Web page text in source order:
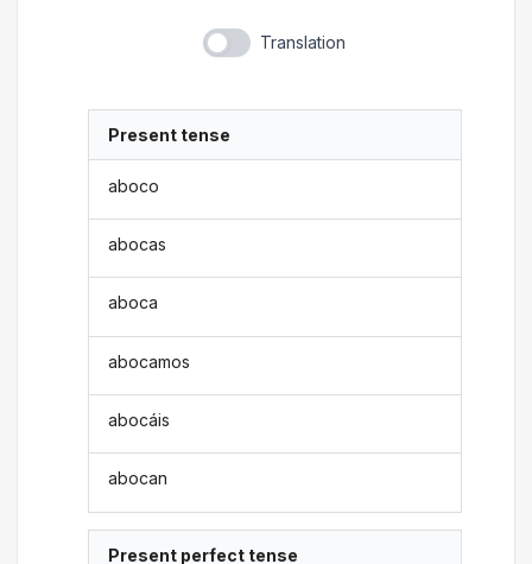
Translation
Present tense
aboco
abocas
aboca
abocamos
abocáis
abocan
Present perfect tense